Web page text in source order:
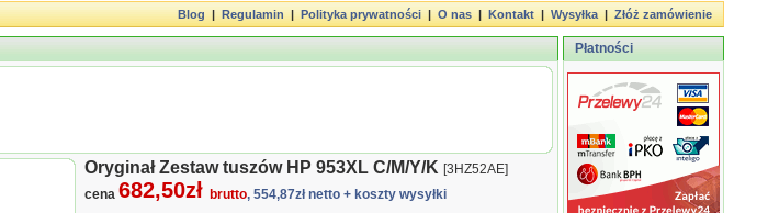
Blog|Regulamin|Polityka prywatności|O nas|Kontakt|Wysyłka|Złóż zamówienie
Oryginał Zestaw tuszów HP 953XL C/M/Y/K [3HZ52AE]
cena 682,50zł brutto, 554,87zł netto + koszty wysyłki
Płatności